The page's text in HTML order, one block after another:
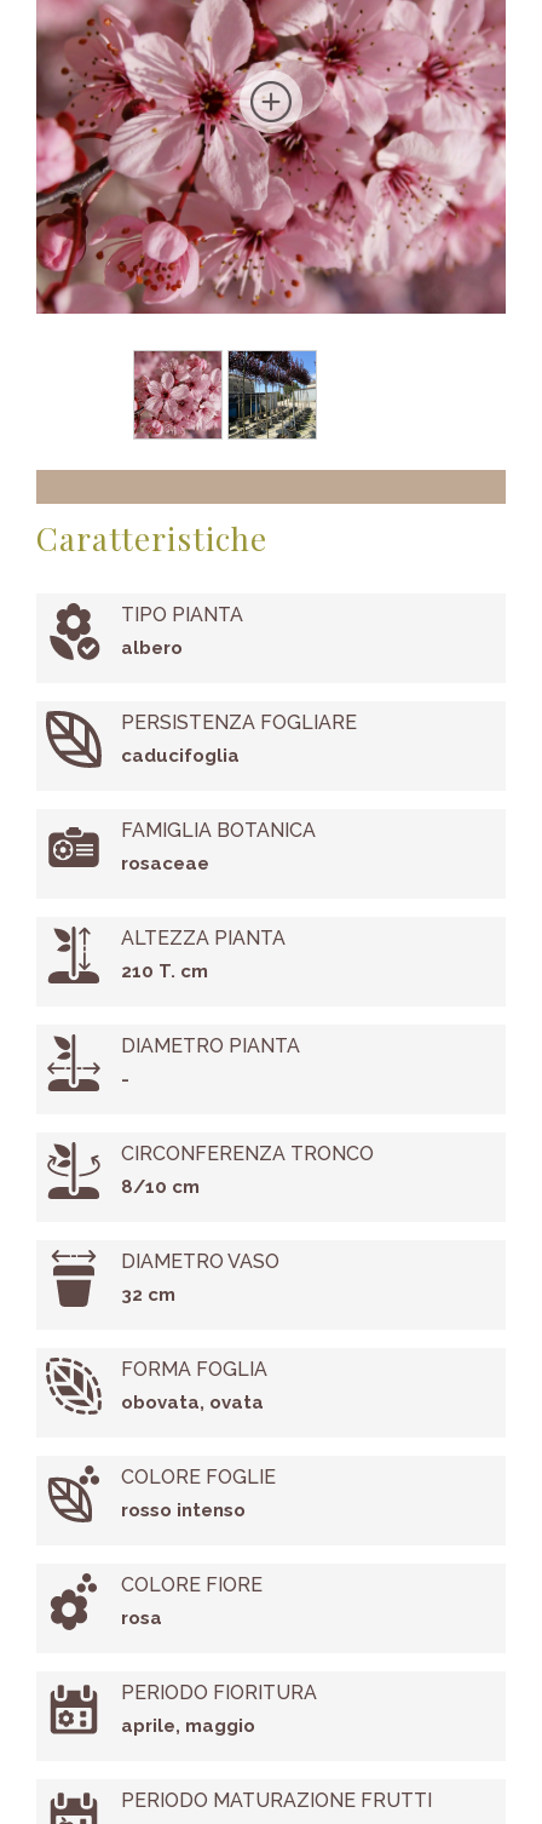
Caratteristiche
TIPO PIANTA
albero
PERSISTENZA FOGLIARE
caducifoglia
FAMIGLIA BOTANICA
rosaceae
ALTEZZA PIANTA
210 T. cm
DIAMETRO PIANTA
-
CIRCONFERENZA TRONCO
8/10 cm
DIAMETRO VASO
32 cm
FORMA FOGLIA
obovata, ovata
COLORE FOGLIE
rosso intenso
COLORE FIORE
rosa
PERIODO FIORITURA
aprile, maggio
PERIODO MATURAZIONE FRUTTI